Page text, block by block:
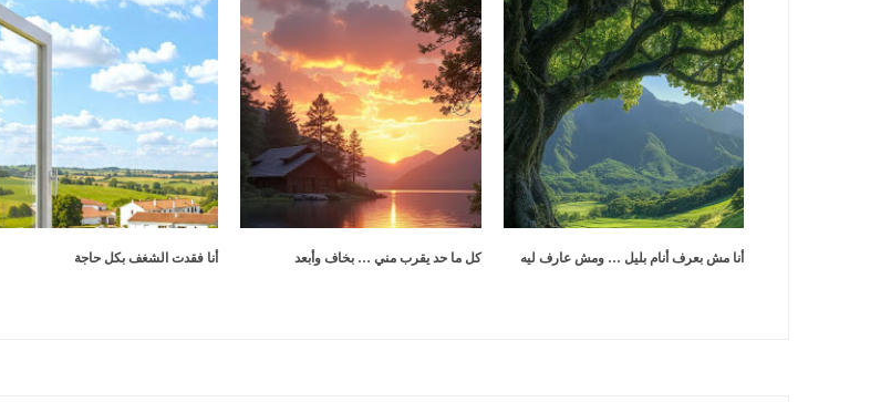
أنا مش بعرف أنام بليل … ومش عارف ليه كل ما حد يقرب مني … بخاف وأبعد أنا فقدت الشغف بكل حاجة